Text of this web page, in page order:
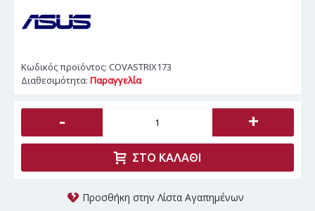
Κωδικός προϊόντος: COVASTRIX173
Διαθεσιμότητα: Παραγγελία
- +
ΣΤΟ ΚΑΛΆΘΙ
Προσθήκη στην Λίστα Αγαπημένων